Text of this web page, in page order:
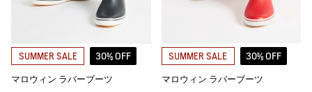
SUMMER SALE 30% OFF
マロウィン ラバーブーツ
SUMMER SALE 30% OFF
マロウィン ラバーブーツ